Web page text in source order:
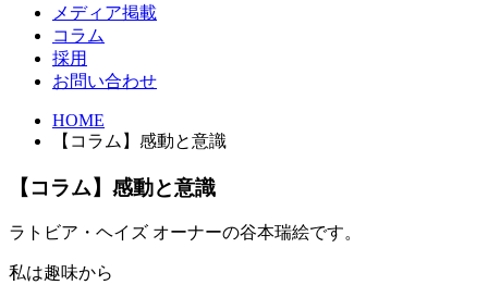
メディア掲載
コラム
採用
お問い合わせ
HOME
【コラム】感動と意識
【コラム】感動と意識
ラトビア・ヘイズ オーナーの谷本瑞絵です。
私は趣味から